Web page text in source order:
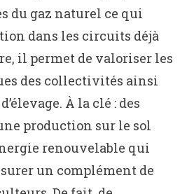
du gaz naturel ce qui
dans les circuits déjà
il permet de valoriser les
des collectivités ainsi
À la clé : des
production sur le sol
renouvelable qui
un complément de